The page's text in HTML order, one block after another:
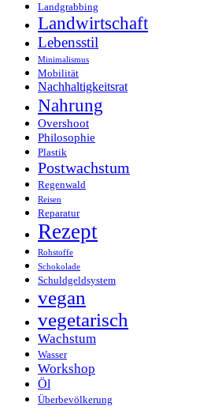
Landgrabbing
Landwirtschaft
Lebensstil
Minimalismus
Mobilität
Nachhaltigkeitsrat
Nahrung
Overshoot
Philosophie
Plastik
Postwachstum
Regenwald
Reisen
Reparatur
Rezept
Rohstoffe
Schokolade
Schuldgeldsystem
vegan
vegetarisch
Wachstum
Wasser
Workshop
Öl
Überbevölkerung